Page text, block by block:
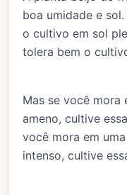
boa umidade e
o cultivo em sol
tolera bem o
Mas se você mora
ameno, cultive
você mora em
intenso, cultive